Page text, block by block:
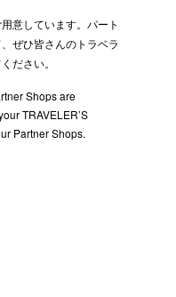
意しています。パート
ぜひ皆さんのトラベラ
ださい。
Shops are
TRAVELER’S
Partner Shops.